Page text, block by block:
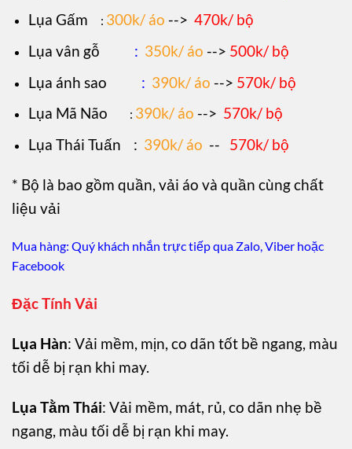
Lụa Gấm
: 300k/ áo --> 470k/ bộ
Lụa vân gỗ : 350k/ áo --> 500k/ bộ
Lụa ánh sao : 390k/ áo --> 570k/ bộ
Lụa Mã Não
: 390k/ áo --> 570k/ bộ
Lụa Thái Tuấn
: 390k/ áo -- 570k/ bộ
* Bộ là bao gồm quần, vải áo và quần cùng chất
liệu vải
Mua hàng: Quý khách nhắn trực tiếp qua Zalo, Viber hoặc
Facebook
Đặc Tính Vải
Lụa Hàn: Vải mềm, mịn, co dãn tốt bề ngang, màu
tối dễ bị rạn khi may.
Lụa Tằm Thái: Vải mềm, mát, rủ, co dãn nhẹ bề
ngang, màu tối dễ bị rạn khi may.